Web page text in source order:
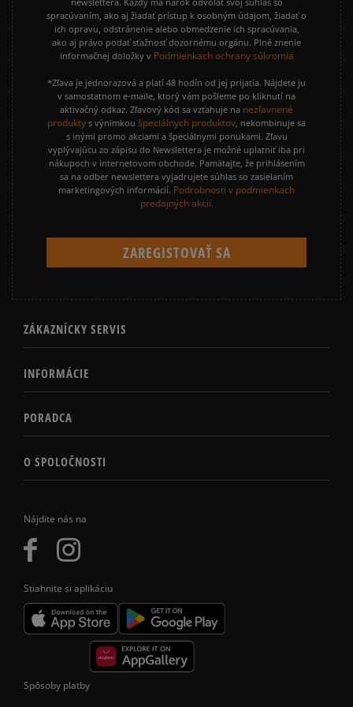
Nájdite nás na
Stiahnite si aplikáciu
spracúvaním, ako aj žiadať prístup k osobným údajom, žiadať o
ich opravu, odstránenie alebo obmedzenie ich spracúvania,
ako aj právo podať sťažnosť dozornému orgánu. Plné znenie
informačnej doložky v Podmienkach ochrany súkromia
*Zľava je jednorazová a platí 48 hodín od jej prijatia. Nájdete ju
v samostatnom e-maile, ktorý vám pošleme po kliknutí na
aktivačný odkaz. Zľavový kód sa vzťahuje na nezľavnené
produkty s výnimkou špeciálnych produktov, nekombinuje sa
s inými promo akciami a špeciálnymi ponukami. Zľavu
vyplývajúcu zo zápisu do Newslettera je možné uplatniť iba pri
nákupoch v internetovom obchode. Pamätajte, že prihlásením
sa na odber newslettera vyjadrujete súhlas so zasielaním
marketingových informácií. Podrobnosti v podmienkach
predajných akcií.
ZÁKAZNÍCKY SERVIS
INFORMÁCIE
PORADCA
O SPOLOČNOSTI
Spôsoby platby